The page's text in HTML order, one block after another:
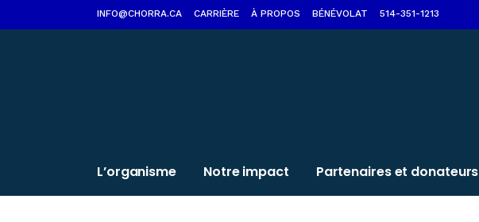
INFO@CHORRA.CA CARRIÈRE À PROPOS BÉNÉVOLAT 514-351-1213
L’organisme Notre impact Partenaires et donateurs